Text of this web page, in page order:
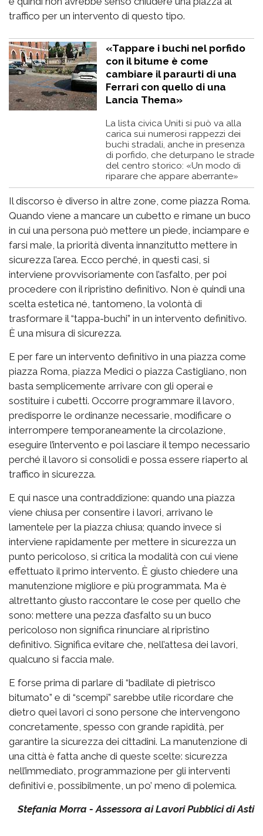
traffico per un intervento di questo tipo.
«Tappare i buchi nel porfido
con il bitume è come
cambiare il paraurti di una
Ferrari con quello di una
Lancia Thema»
La lista civica Uniti si può va alla
carica sui numerosi rappezzi dei
buchi stradali, anche in presenza
di porfido, che deturpano le strade
del centro storico: «Un modo di
riparare che appare aberrante»
Il discorso è diverso in altre zone, come piazza Roma.
Quando viene a mancare un cubetto e rimane un buco
in cui una persona può mettere un piede, inciampare e
farsi male, la priorità diventa innanzitutto mettere in
sicurezza l’area. Ecco perché, in questi casi, si
interviene provvisoriamente con l’asfalto, per poi
procedere con il ripristino definitivo. Non è quindi una
scelta estetica né, tantomeno, la volontà di
trasformare il “tappa-buchi” in un intervento definitivo.
È una misura di sicurezza.
E per fare un intervento definitivo in una piazza come
piazza Roma, piazza Medici o piazza Castigliano, non
basta semplicemente arrivare con gli operai e
sostituire i cubetti. Occorre programmare il lavoro,
predisporre le ordinanze necessarie, modificare o
interrompere temporaneamente la circolazione,
eseguire l’intervento e poi lasciare il tempo necessario
perché il lavoro si consolidi e possa essere riaperto al
traffico in sicurezza.
E qui nasce una contraddizione: quando una piazza
viene chiusa per consentire i lavori, arrivano le
lamentele per la piazza chiusa; quando invece si
interviene rapidamente per mettere in sicurezza un
punto pericoloso, si critica la modalità con cui viene
effettuato il primo intervento. È giusto chiedere una
manutenzione migliore e più programmata. Ma è
altrettanto giusto raccontare le cose per quello che
sono: mettere una pezza d’asfalto su un buco
pericoloso non significa rinunciare al ripristino
definitivo. Significa evitare che, nell’attesa dei lavori,
qualcuno si faccia male.
E forse prima di parlare di “badilate di pietrisco
bitumato” e di “scempi” sarebbe utile ricordare che
dietro quei lavori ci sono persone che intervengono
concretamente, spesso con grande rapidità, per
garantire la sicurezza dei cittadini. La manutenzione di
una città è fatta anche di queste scelte: sicurezza
nell’immediato, programmazione per gli interventi
definitivi e, possibilmente, un po’ meno di polemica.
Stefania Morra - Assessora ai Lavori Pubblici di Asti